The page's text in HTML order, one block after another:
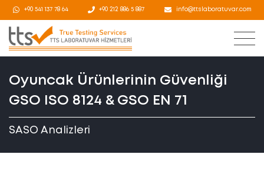
+90 541 137 78 64 +90 212 886 5 887 info@ttslaboratuvar.com
Oyuncak Ürünlerinin Güvenliği
GSO ISO 8124 & GSO EN 71
SASO Analizleri